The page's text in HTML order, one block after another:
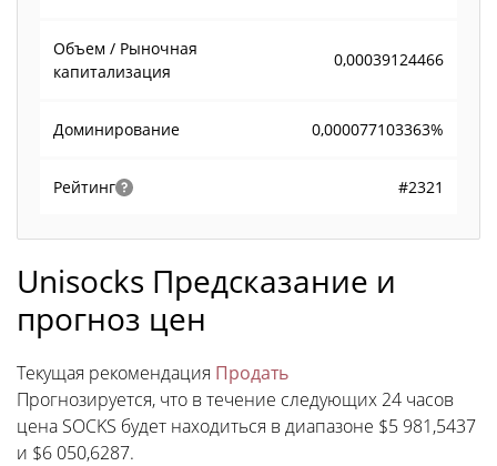
Объем / Рыночная
капитализация
0,00039124466
Доминирование 0,000077103363%
Рейтинг #2321
Unisocks Предсказание и
прогноз цен
Текущая рекомендация Продать
Прогнозируется, что в течение следующих 24 часов
цена SOCKS будет находиться в диапазоне $5 981,5437
и $6 050,6287.